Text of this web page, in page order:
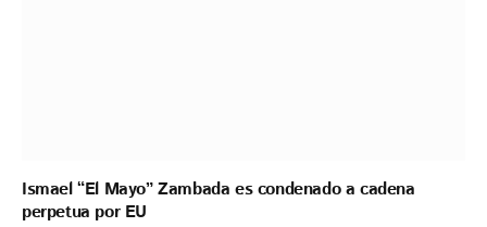
Ismael “El Mayo” Zambada es condenado a cadena
perpetua por EU